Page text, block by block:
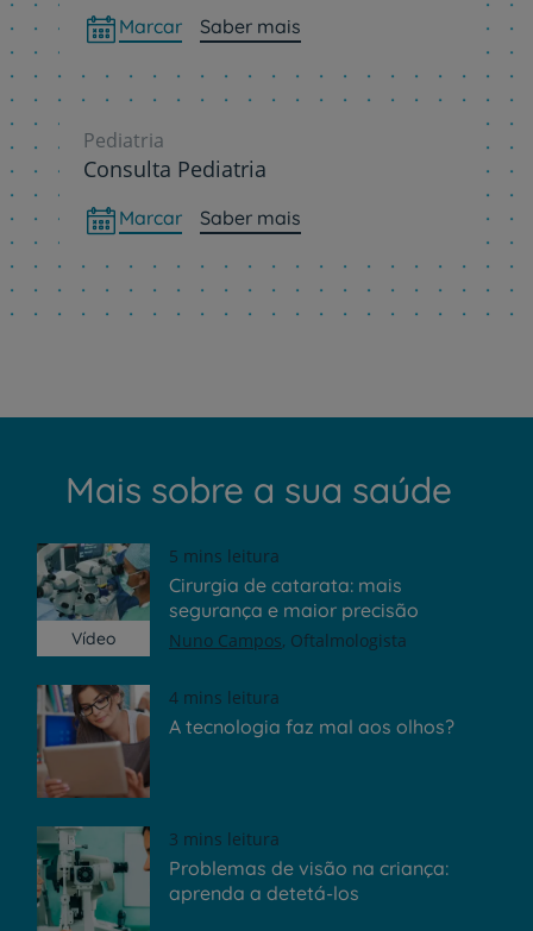
Marcar Saber mais
Pediatria
Consulta Pediatria
Marcar Saber mais
Mais sobre a sua saúde
Vídeo
5 mins leitura
Cirurgia de catarata: mais
segurança e maior precisão
Nuno Campos Oftalmologista
4 mins leitura
A tecnologia faz mal aos olhos?
3 mins leitura
Problemas de visão na criança:
aprenda a detetá-los